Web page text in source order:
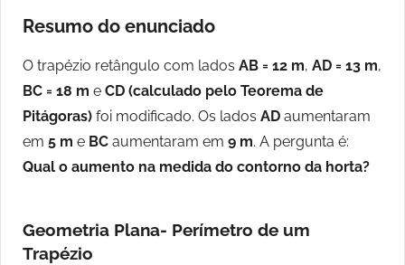
Resumo do enunciado
O trapézio retângulo com lados AB = 12 m, AD = 13 m,
BC = 18 m e CD (calculado pelo Teorema de
Pitágoras) foi modificado. Os lados AD aumentaram
em 5 m e BC aumentaram em 9 m. A pergunta é:
Qual o aumento na medida do contorno da horta?
Geometria Plana- Perímetro de um
Trapézio